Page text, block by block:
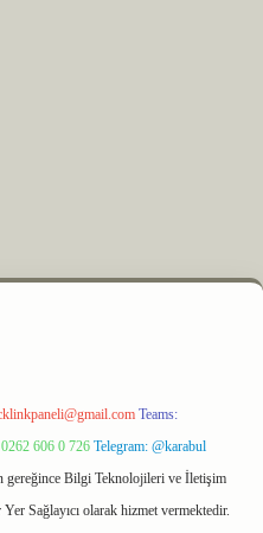
Teams:
606 0 726 Telegram: @karabul
gereğince Bilgi Teknolojileri ve İletişim
Sağlayıcı olarak hizmet vermektedir.